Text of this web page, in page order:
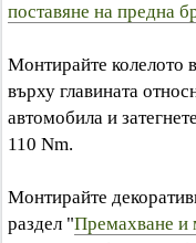
поставяне на предна
Монтирайте колелото
върху главината
автомобила и
110 Nm.
Монтирайте
раздел "Премахване и